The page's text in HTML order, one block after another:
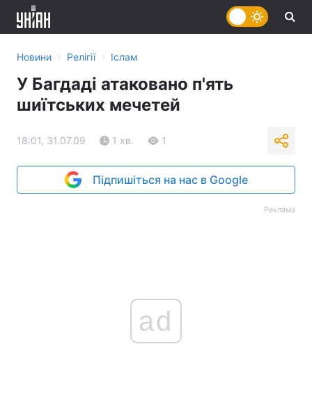
Новини › Релігії › Іслам
У Багдаді атаковано п'ять
шиїтських мечетей
18:01, 31.07.09 1 хв. 1
Підпишіться на нас в Google
Реклама
ad